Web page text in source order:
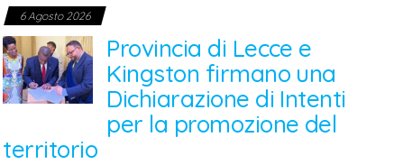
6 Agosto 2026
Provincia di Lecce e
Kingston firmano una
Dichiarazione di Intenti
per la promozione del
territorio